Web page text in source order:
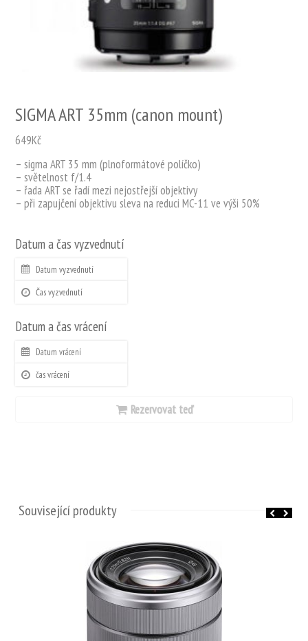
SIGMA ART 35mm (canon mount)
649Kč
– sigma ART 35 mm (plnoformátové políčko)
– světelnost f/1.4
– řada ART se řadí mezi nejostřejší objektivy
– při zapujčení objektivu sleva na reduci MC-11 ve výši 50%
Datum a čas vyzvednutí
Datum a čas vrácení
Rezervovat teď
Související produkty